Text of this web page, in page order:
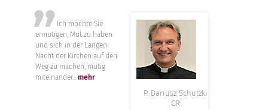
”
Ich möchte Sie
ermutigen, Mut zu haben
und sich in der Langen
Nacht der Kirchen auf den
Weg zu machen, mutig
miteinander...mehr
P. Dariusz Schutzki
CR